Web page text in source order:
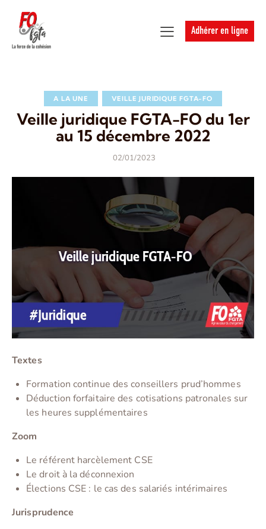
Adhérer en ligne
A LA UNE VEILLE JURIDIQUE FGTA-FO
Veille juridique FGTA-FO du 1er
au 15 décembre 2022
02/01/2023
Textes
Formation continue des conseillers prud’hommes
Déduction forfaitaire des cotisations patronales sur
les heures supplémentaires
Zoom
Le référent harcèlement CSE
Le droit à la déconnexion
Élections CSE : le cas des salariés intérimaires
Jurisprudence